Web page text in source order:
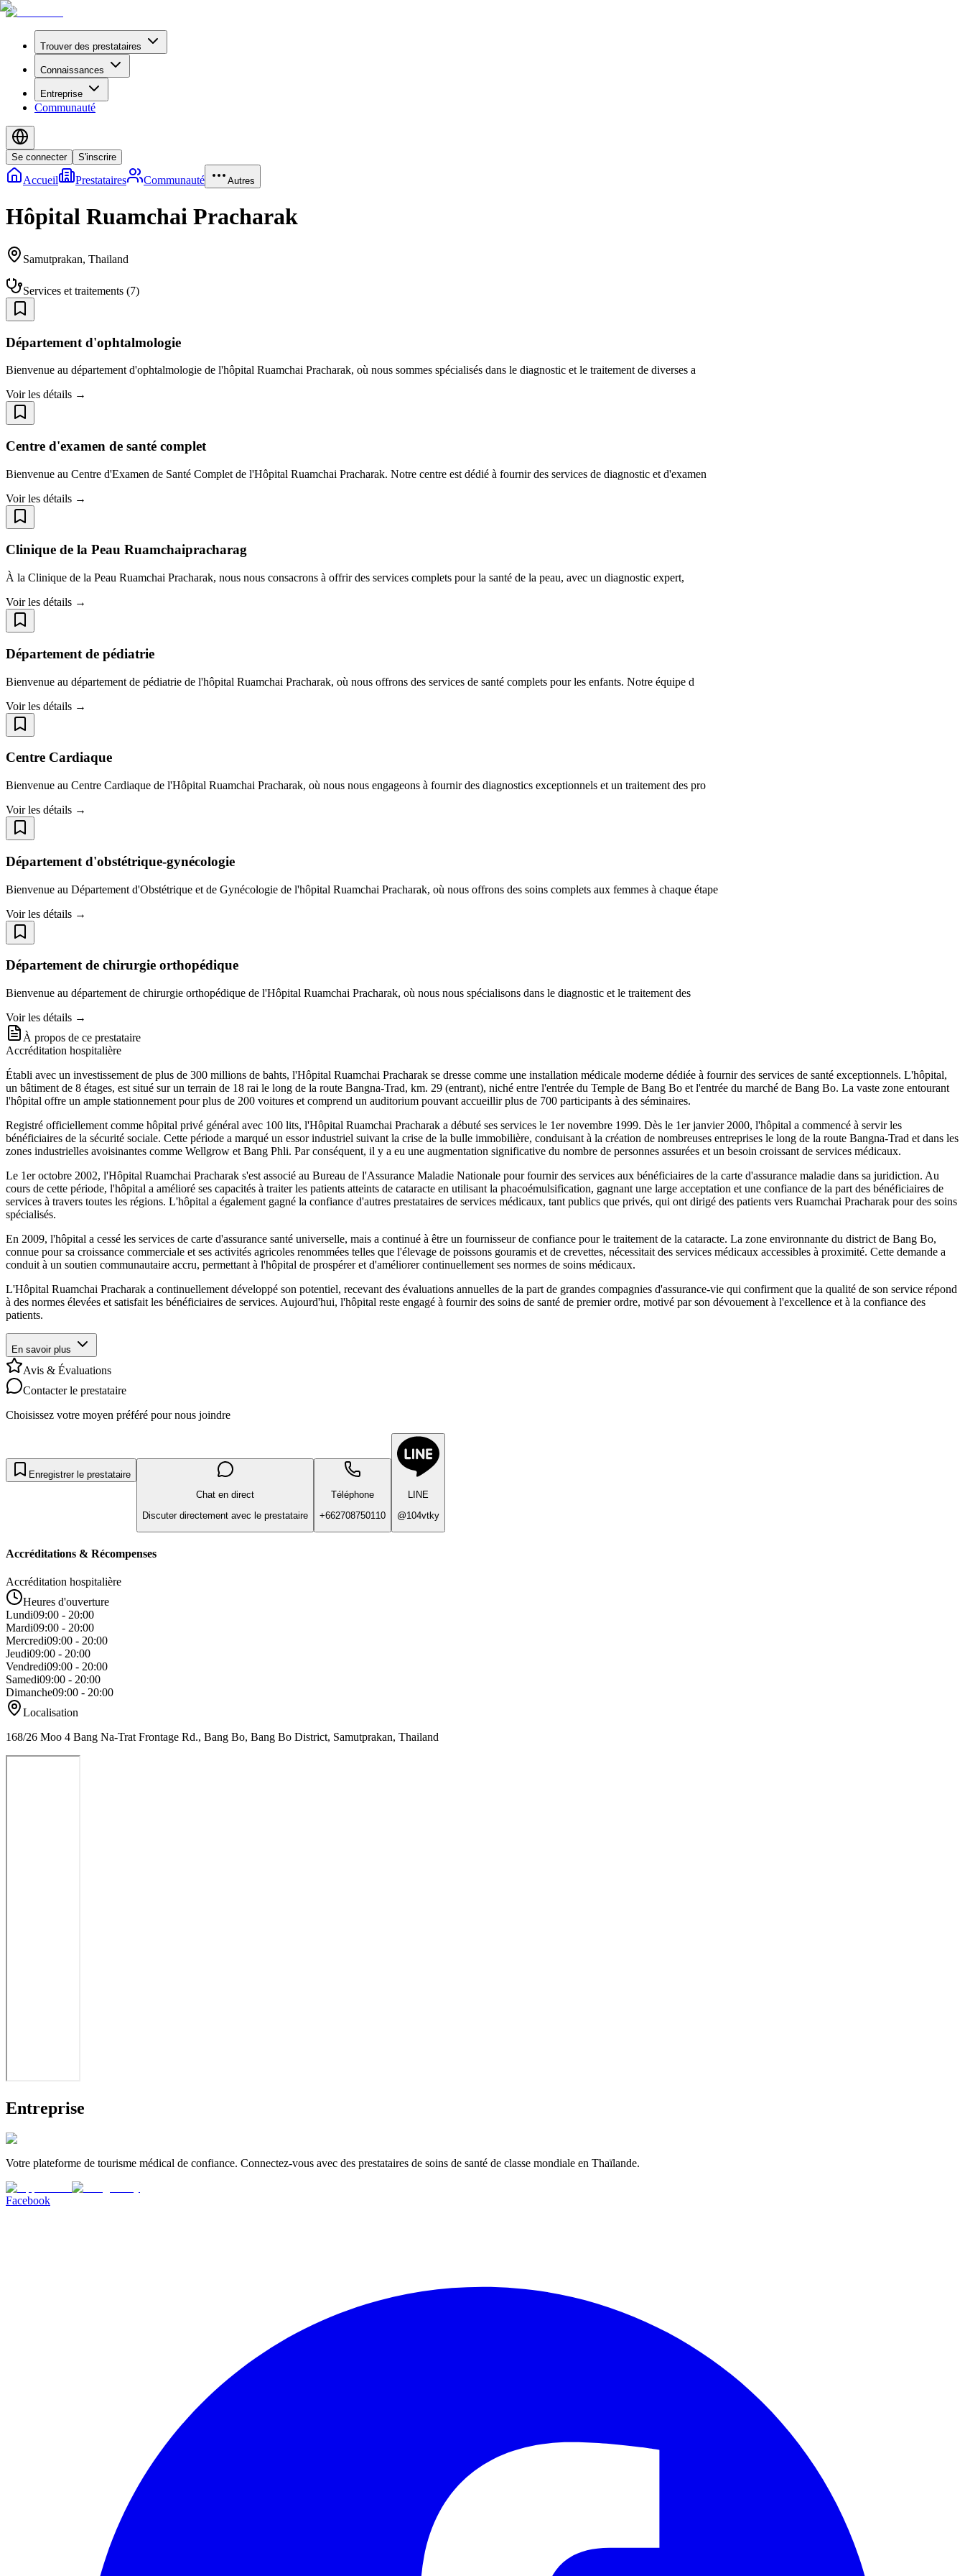
Trouver des prestataires
Connaissances
Entreprise
Communauté
Se connecter S'inscrire
Accueil Prestataires Communauté Autres
Hôpital Ruamchai Pracharak
Samutprakan, Thailand
Services et traitements (7)
Département d'ophtalmologie
Bienvenue au département d'ophtalmologie de l'hôpital Ruamchai Pracharak, où nous sommes spécialisés dans le diagnostic et le traitement de diverses a
Voir les détails →
Centre d'examen de santé complet
Bienvenue au Centre d'Examen de Santé Complet de l'Hôpital Ruamchai Pracharak. Notre centre est dédié à fournir des services de diagnostic et d'examen
Voir les détails →
Clinique de la Peau Ruamchaipracharag
À la Clinique de la Peau Ruamchai Pracharak, nous nous consacrons à offrir des services complets pour la santé de la peau, avec un diagnostic expert,
Voir les détails →
Département de pédiatrie
Bienvenue au département de pédiatrie de l'hôpital Ruamchai Pracharak, où nous offrons des services de santé complets pour les enfants. Notre équipe d
Voir les détails →
Centre Cardiaque
Bienvenue au Centre Cardiaque de l'Hôpital Ruamchai Pracharak, où nous nous engageons à fournir des diagnostics exceptionnels et un traitement des pro
Voir les détails →
Département d'obstétrique-gynécologie
Bienvenue au Département d'Obstétrique et de Gynécologie de l'hôpital Ruamchai Pracharak, où nous offrons des soins complets aux femmes à chaque étape
Voir les détails →
Département de chirurgie orthopédique
Bienvenue au département de chirurgie orthopédique de l'Hôpital Ruamchai Pracharak, où nous nous spécialisons dans le diagnostic et le traitement des
Voir les détails →
À propos de ce prestataire
Accréditation hospitalière
Établi avec un investissement de plus de 300 millions de bahts, l'Hôpital Ruamchai Pracharak se dresse comme une installation médicale moderne dédiée à fournir des services de santé exceptionnels. L'hôpital,
un bâtiment de 8 étages, est situé sur un terrain de 18 rai le long de la route Bangna-Trad, km. 29 (entrant), niché entre l'entrée du Temple de Bang Bo et l'entrée du marché de Bang Bo. La vaste zone entourant
l'hôpital offre un ample stationnement pour plus de 200 voitures et comprend un auditorium pouvant accueillir plus de 700 participants à des séminaires.
Registré officiellement comme hôpital privé général avec 100 lits, l'Hôpital Ruamchai Pracharak a débuté ses services le 1er novembre 1999. Dès le 1er janvier 2000, l'hôpital a commencé à servir les
bénéficiaires de la sécurité sociale. Cette période a marqué un essor industriel suivant la crise de la bulle immobilière, conduisant à la création de nombreuses entreprises le long de la route Bangna-Trad et dans les
zones industrielles avoisinantes comme Wellgrow et Bang Phli. Par conséquent, il y a eu une augmentation significative du nombre de personnes assurées et un besoin croissant de services médicaux.
Le 1er octobre 2002, l'Hôpital Ruamchai Pracharak s'est associé au Bureau de l'Assurance Maladie Nationale pour fournir des services aux bénéficiaires de la carte d'assurance maladie dans sa juridiction. Au
cours de cette période, l'hôpital a amélioré ses capacités à traiter les patients atteints de cataracte en utilisant la phacoémulsification, gagnant une large acceptation et une confiance de la part des bénéficiaires de
services à travers toutes les régions. L'hôpital a également gagné la confiance d'autres prestataires de services médicaux, tant publics que privés, qui ont dirigé des patients vers Ruamchai Pracharak pour des soins
spécialisés.
En 2009, l'hôpital a cessé les services de carte d'assurance santé universelle, mais a continué à être un fournisseur de confiance pour le traitement de la cataracte. La zone environnante du district de Bang Bo,
connue pour sa croissance commerciale et ses activités agricoles renommées telles que l'élevage de poissons gouramis et de crevettes, nécessitait des services médicaux accessibles à proximité. Cette demande a
conduit à un soutien communautaire accru, permettant à l'hôpital de prospérer et d'améliorer continuellement ses normes de soins médicaux.
L'Hôpital Ruamchai Pracharak a continuellement développé son potentiel, recevant des évaluations annuelles de la part de grandes compagnies d'assurance-vie qui confirment que la qualité de son service répond
à des normes élevées et satisfait les bénéficiaires de services. Aujourd'hui, l'hôpital reste engagé à fournir des soins de santé de premier ordre, motivé par son dévouement à l'excellence et à la confiance des
patients.
En savoir plus
Avis & Évaluations
Contacter le prestataire
Choisissez votre moyen préféré pour nous joindre
Enregistrer le prestataire
Chat en direct
Discuter directement avec le prestataire
Téléphone
+662708750110
LINE
@104vtky
Accréditations & Récompenses
Accréditation hospitalière
Heures d'ouverture
Lundi09:00 - 20:00
Mardi09:00 - 20:00
Mercredi09:00 - 20:00
Jeudi09:00 - 20:00
Vendredi09:00 - 20:00
Samedi09:00 - 20:00
Dimanche09:00 - 20:00
Localisation
168/26 Moo 4 Bang Na-Trat Frontage Rd., Bang Bo, Bang Bo District, Samutprakan, Thailand
Entreprise
Votre plateforme de tourisme médical de confiance. Connectez-vous avec des prestataires de soins de santé de classe mondiale en Thaïlande.
Facebook